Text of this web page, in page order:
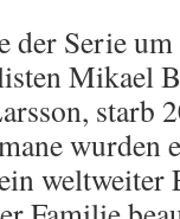
der Serie
Mikael
starb
wurden
weltweiter